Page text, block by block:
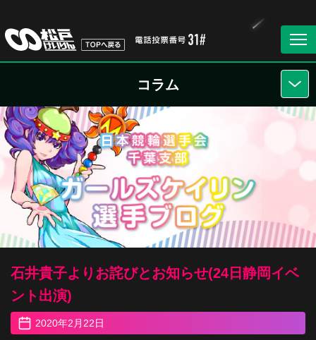
コラム
石井貴子よりお詫びとお知らせ(24日静岡イベ
ント出演)
2020年2月22日